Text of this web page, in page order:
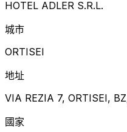
HOTEL ADLER S.R.L.
城市
ORTISEI
地址
VIA REZIA 7, ORTISEI,
國家